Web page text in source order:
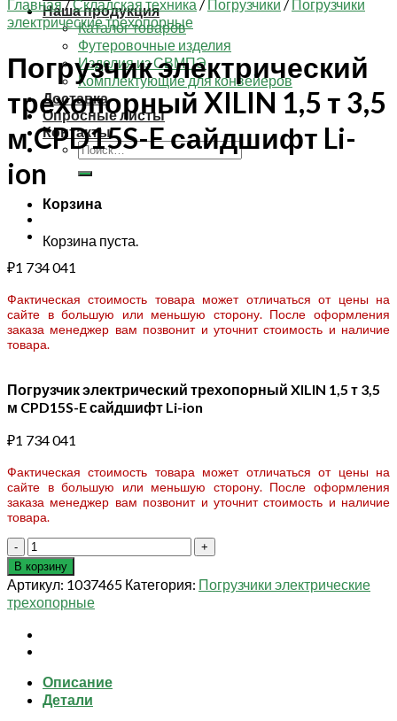
Наша продукция
Каталог товаров
Футеровочные изделия
Изделия из СВМПЭ
Комплектующие для конвейеров
Доставка
Опросные листы
Контакты
Искать:
Корзина
Корзина пуста.
Главная/Складская техника / Погрузчики / Погрузчики
электрические трехопорные
Погрузчик электрический
трехопорный XILIN 1,5 т 3,5
м CPD15S-E сайдшифт Li-
ion
₽1 734 041
Фактическая стоимость товара может отличаться от цены на
сайте в большую или меньшую сторону. После оформления
заказа менеджер вам позвонит и уточнит стоимость и наличие
товара.
Погрузчик электрический трехопорный XILIN 1,5 т 3,5
м CPD15S-E сайдшифт Li-ion
₽1 734 041
Фактическая стоимость товара может отличаться от цены на
сайте в большую или меньшую сторону. После оформления
заказа менеджер вам позвонит и уточнит стоимость и наличие
товара.
Количество
товара
Погрузчик
электрический
трехопорный
XILIN
1,5
3,5
м
В корзину
Артикул: 1037465 Категория: Погрузчики электрические
трехопорные
Описание
Детали